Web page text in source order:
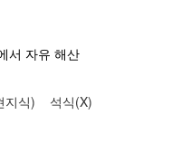
서 자유 해산
지식) 석식(X)